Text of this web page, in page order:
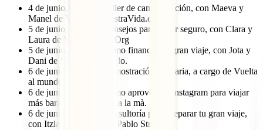
4 de junio, 19:00 h: Taller de camperización, con Maeva y
Manel de ViajandoNuestraVida.com
5 de junio, 12:00 h: Consejos para viajar seguro, con Clara y
Laura de ViajarSeguro.Org
5 de junio, 19:00 h: Cómo financiar tu gran viaje, con Jota y
Dani de Marcando el polo.
6 de junio, 13:00 h: Demostración culinaria, a cargo de Vuelta
al mundo sabrosa.
6 de junio, 18:00 h: Cómo aprovechar Instagram para viajar
más barato, con El món a la mà.
6 de junio, 20:00 h: Consultoría para preparar tu gran viaje,
con Itziar Marcotegui y Pablo Strubell